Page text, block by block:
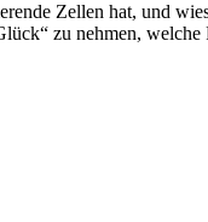
Zellen hat, und
zu nehmen, welche